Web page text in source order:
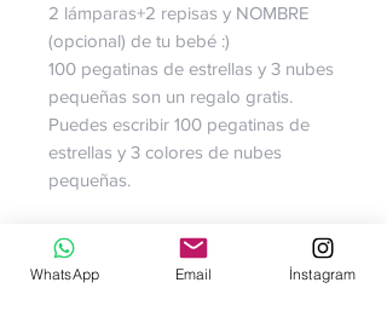
2 lámparas+2 repisas y NOMBRE
(opcional) de tu bebé :)
100 pegatinas de estrellas y 3 nubes
pequeñas son un regalo gratis.
Puedes escribir 100 pegatinas de
estrellas y 3 colores de nubes
pequeñas.
Las lámparas de madera de 8
mm de grosor funcionan con
WhatsApp Email İnstagram